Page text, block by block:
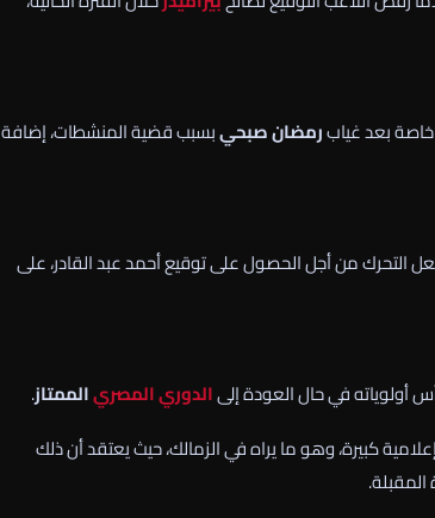
خاصة بعد غيابرمضان صبحيبسبب قضية المنشطات، إضافة
التحرك من أجل الحصول على توقيع أحمد عبد القادر، على
أولوياته في حال العودة إلىالدوري المصريالممتاز.
كبيرة، وهو ما يراه في الزمالك، حيث يعتقد أن ذلك